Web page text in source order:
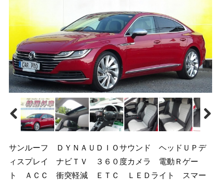
サンルーフ ＤＹＮＡＵＤＩＯサウンド ヘッドＵＰデ
ィスプレイ ナビＴＶ ３６０度カメラ 電動Ｒゲー
ト ＡＣＣ 衝突軽減 ＥＴＣ ＬＥＤライト スマー